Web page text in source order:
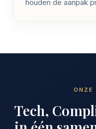
houden de aanpak
ONZE
Tech,